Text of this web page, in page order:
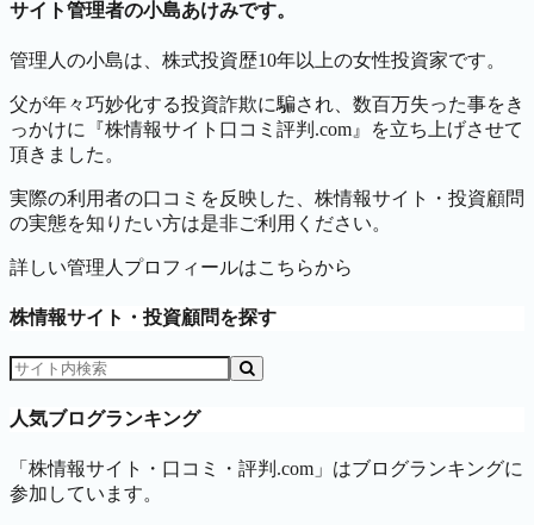
サイト管理者の小島あけみです。
管理人の小島は、株式投資歴10年以上の女性投資家です。
父が年々巧妙化する投資詐欺に騙され、数百万失った事をき
っかけに『株情報サイト口コミ評判.com』を立ち上げさせて
頂きました。
実際の利用者の口コミを反映した、株情報サイト・投資顧問
の実態を知りたい方は是非ご利用ください。
詳しい管理人プロフィールはこちらから
株情報サイト・投資顧問を探す
人気ブログランキング
「株情報サイト・口コミ・評判.com」はブログランキングに
参加しています。